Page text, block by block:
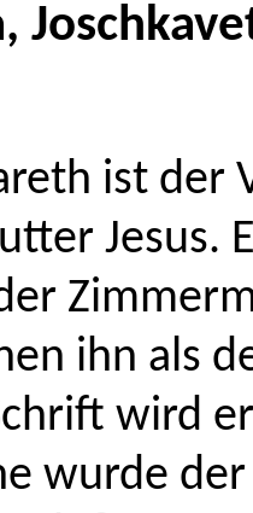
ist der
Jesus.
ihn als
wird
wurde